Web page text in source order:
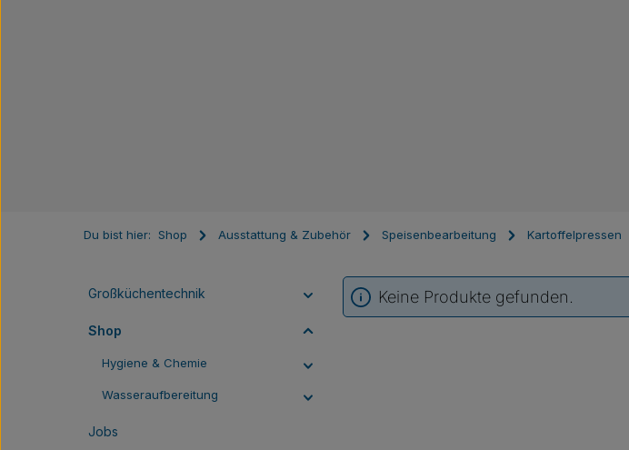
Du bist hier: Shop Ausstattung & Zubehör Speisenbearbeitung Kartoffelpressen
Großküchentechnik
Shop
Hygiene & Chemie
Wasseraufbereitung
Jobs
Keine Produkte gefunden.